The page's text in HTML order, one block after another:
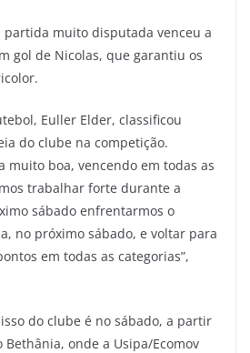
partida muito disputada venceu a
gol de Nicolas, que garantiu os
Euller Elder, classificou
do clube na competição.
muito boa, vencendo em todas as
trabalhar forte durante a
sábado enfrentarmos o
no próximo sábado, e voltar para
em todas as categorias”,
do clube é no sábado, a partir
onde a Usipa/Ecomov